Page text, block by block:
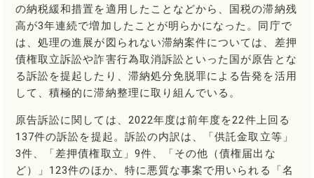
の納税緩和措置を適用したことなどから、国税の滞納残
高が3年連続で増加したことが明らかになった。同庁で
は、処理の進展が図られない滞納案件については、差押
債権取立訴訟や詐害行為取消訴訟といった国が原告とな
る訴訟を提起したり、滞納処分免脱罪による告発を活用
して、積極的に滞納整理に取り組んでいる。
原告訴訟に関しては、2022年度は前年度を22件上回る
137件の訴訟を提起。訴訟の内訳は、「供託金取立等」
3件、「差押債権取立」9件、「その他（債権届出な
ど）」123件のほか、特に悪質な事案で用いられる「名